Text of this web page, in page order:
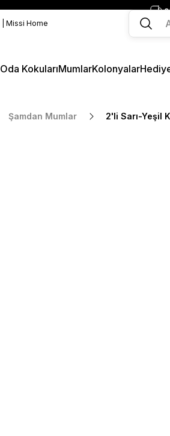
Oda KokularıMumlarKolonyalar
Şamdan Mumlar 2'li Sarı-Yeşil